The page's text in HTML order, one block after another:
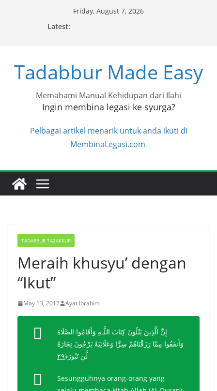
Friday, August 7, 2026
Latest:
Tadabbur Made Easy
Memahami Manual Kehidupan dari Ilahi
Ingin membina legasi ke syurga?
Pelbagai artikel menarik untuk anda ikuti di
MembinaLegasi.com
TADABBUR TAZAKKUR
Meraih khusyu’ dengan
“Ikut”
May 13, 2017 Ayat Ibrahim
إِنَّ الَّذِينَ يَتْلُونَ كِتَابَ اللَّـهِ وَأَقَامُوا الصَّلَاةَ
وَأَنفَقُوا مِمَّا رَزَقْنَاهُمْ سِرًّا وَعَلَانِيَةً يَرْجُونَ تِجَارَةً
لَّن تَبُورَ﴿٢٩
Sesungguhnya orang-orang yang